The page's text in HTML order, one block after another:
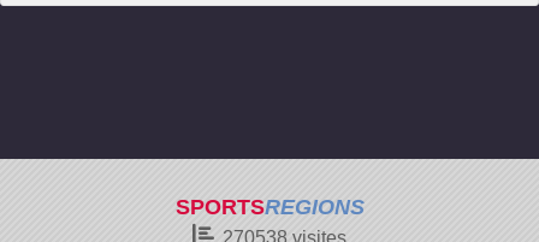
SPORTSREGIONS
270538 visites